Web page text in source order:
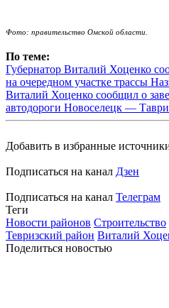
Фото: правительство Омской области.
По теме:
Губернатор Виталий Хоценко
на очередном участке трассы
Виталий Хоценко сообщил о
автодороги Новоселецк —
Добавить в избранные
Подписаться на канал Дзен
Подписаться на канал Телеграм
Теги
Новости районов Строительство
Тевризский район Виталий
Поделиться новостью